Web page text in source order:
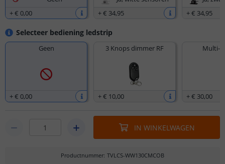
+€ 0,00
+€ 34,95
+€ 34,95
Selecteer bediening ledstrip
Geen
+€ 0,00
3 Knops dimmer RF
+€ 10,00
Multi-
+€ 30,00
IN WINKELWAGEN
Productnummer: TVLCS-WW130CMCOB